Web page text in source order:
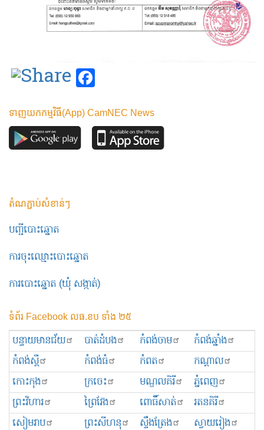
ទាញយកកម្មវិធី(App) CamNEC News
តំណភ្ជាប់សំខាន់ៗ
បញ្ជីបោះឆ្នោត
ការចុះឈ្មោះបោះឆ្នោត
ការបោះឆ្នោត (ឃុំ សង្កាត់)
ទំព័រ Facebook លធ.ខប ទាំង ២៥
បន្ទាយមានជ័យ បាត់ដំបង កំពង់ចាម
កំពង់ឆ្នាំង
កំពង់ស្ពឺ
កំពង់ធំ កំពត
កណ្ដាល
កោះកុង
ក្រចេះ មណ្ឌលគិរី
ភ្នំពេញ
ព្រះ​វិហារ
ព្រៃវែង ពោធិ៍សាត់
រតនគិរី
សៀមរាប
ព្រះសីហនុ ស្ទឹងត្រែង ស្វាយរៀង